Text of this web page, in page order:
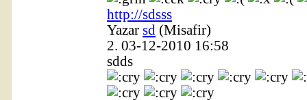
http://sdsss
Yazar sd (Misafir)
2. 03-12-2010 16:58
sdds